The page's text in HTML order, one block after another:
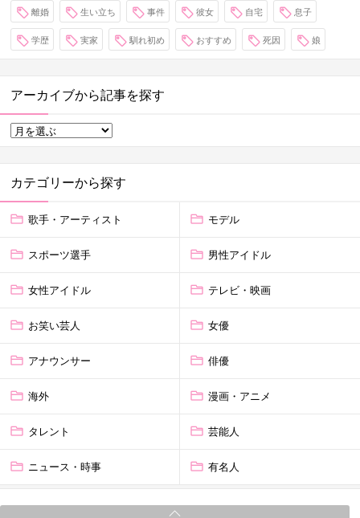
離婚 生い立ち 事件 彼女 自宅 息子
学歴 実家 馴れ初め おすすめ 死因 娘
アーカイブから記事を探す
カテゴリーから探す
歌手・アーティスト モデル
スポーツ選手 男性アイドル
女性アイドル テレビ・映画
お笑い芸人 女優
アナウンサー 俳優
海外 漫画・アニメ
タレント 芸能人
ニュース・時事 有名人